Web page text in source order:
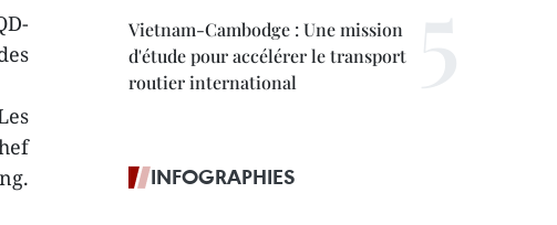
Vietnam-Cambodge : Une mission
d'étude pour accélérer le transport
routier international
INFOGRAPHIES